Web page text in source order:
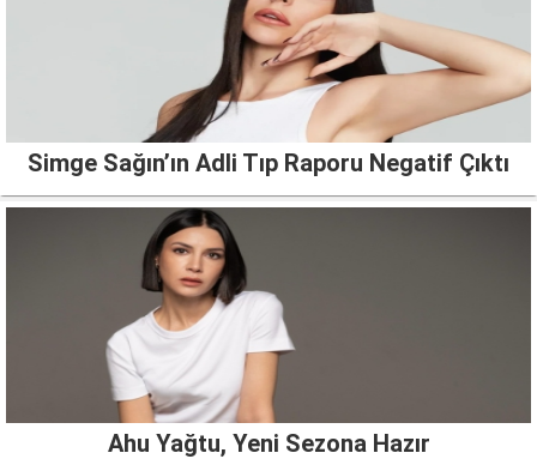
Simge Sağın’ın Adli Tıp Raporu Negatif Çıktı
Ahu Yağtu, Yeni Sezona Hazır